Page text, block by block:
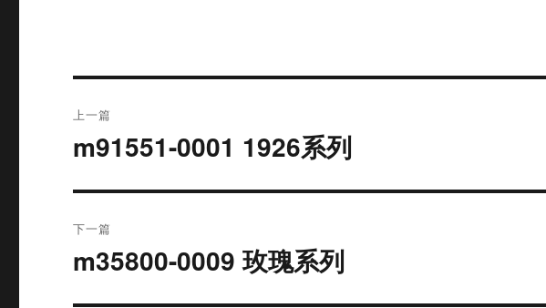
章
上一篇
上
文
m91551-0001 1926系列
下一篇
下
m35800-0009 玫瑰系列